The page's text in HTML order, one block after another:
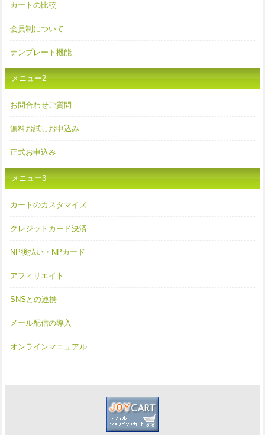
カートの比較
会員制について
テンプレート機能
メニュー2
お問合わせご質問
無料お試しお申込み
正式お申込み
メニュー3
カートのカスタマイズ
クレジットカード決済
NP後払い・NPカード
アフィリエイト
SNSとの連携
メール配信の導入
オンラインマニュアル